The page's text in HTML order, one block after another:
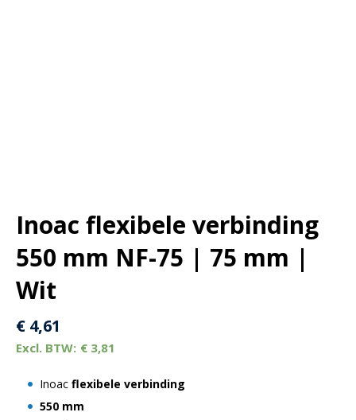
Inoac flexibele verbinding
550 mm NF-75 | 75 mm |
Wit
€ 4,61
€ 3,81
Inoac flexibele verbinding
550 mm